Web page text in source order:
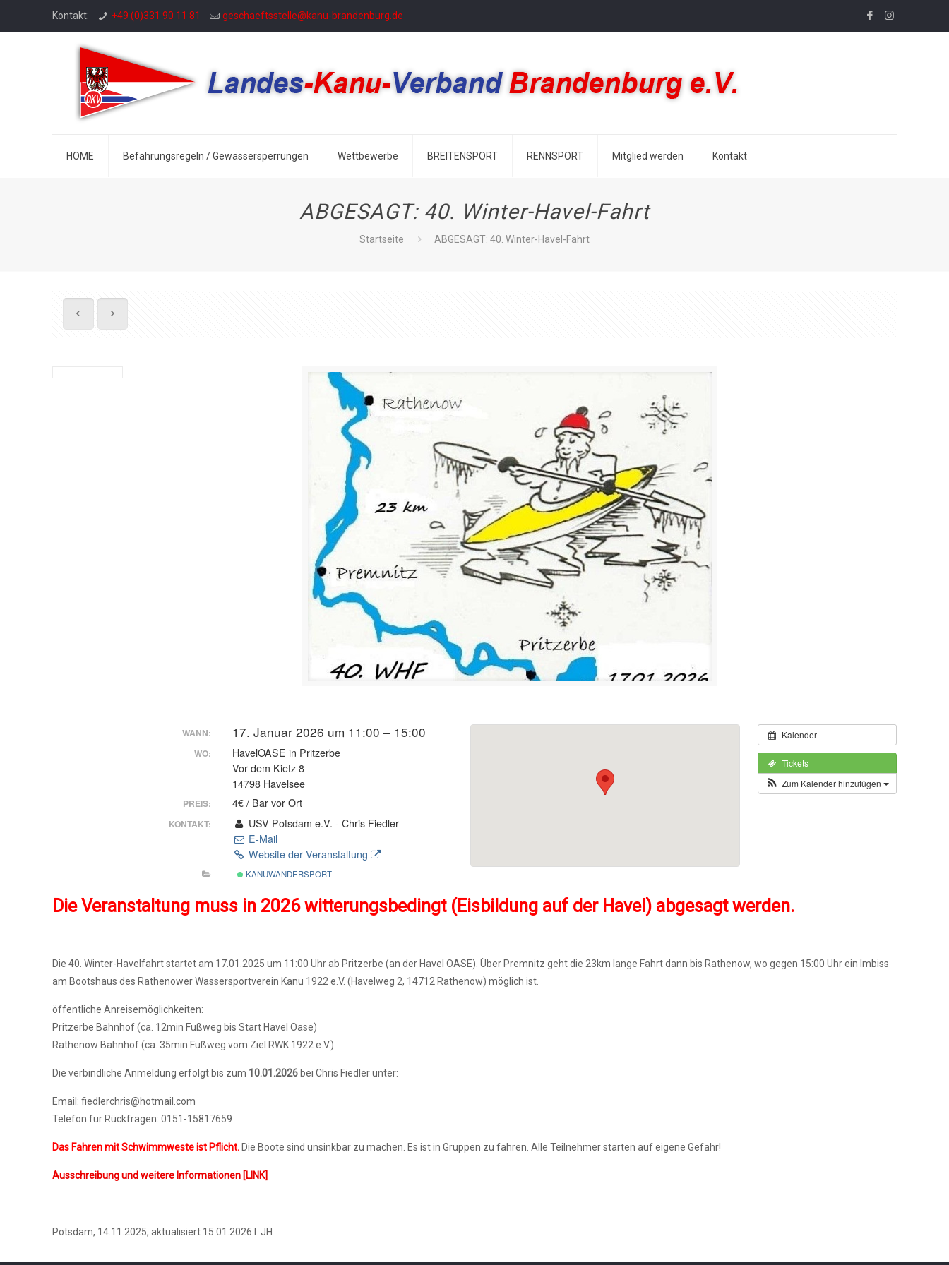
Kontakt: +49 (0)331 90 11 81 geschaeftsstelle@kanu-brandenburg.de
HOME Befahrungsregeln / Gewässersperrungen Wettbewerbe BREITENSPORT RENNSPORT Mitglied werden Kontakt
ABGESAGT: 40. Winter-Havel-Fahrt
Startseite ABGESAGT: 40. Winter-Havel-Fahrt
Kalender
Tickets
Zum Kalender hinzufügen
WANN: 17. Januar 2026 um 11:00 – 15:00
WO:
HavelOASE in Pritzerbe
Vor dem Kietz 8
14798 Havelsee
PREIS: 4€ / Bar vor Ort
KONTAKT:
USV Potsdam e.V. - Chris Fiedler
E-Mail
Website der Veranstaltung
KANUWANDERSPORT
Die Veranstaltung muss in 2026 witterungsbedingt (Eisbildung auf der Havel) abgesagt werden.
Die 40. Winter-Havelfahrt startet am 17.01.2025 um 11:00 Uhr ab Pritzerbe (an der Havel OASE). Über Premnitz geht die 23km lange Fahrt dann bis Rathenow, wo gegen 15:00 Uhr ein Imbiss
am Bootshaus desRathenower Wassersportverein Kanu 1922 e.V. (Havelweg 2, 14712 Rathenow)möglich ist.
öffentliche Anreisemöglichkeiten:
Pritzerbe Bahnhof (ca. 12min Fußweg bis Start Havel Oase)
Rathenow Bahnhof (ca. 35min Fußweg vom Ziel RWK 1922 e.V.)
Die verbindliche Anmeldung erfolgt bis zum 10.01.2026bei Chris Fiedler unter:
Email: fiedlerchris@hotmail.com
Telefon für Rückfragen: 0151-15817659
Das Fahren mit Schwimmweste ist Pflicht.Die Boote sind unsinkbar zu machen. Es ist in Gruppen zu fahren. Alle Teilnehmer starten auf eigene Gefahr!
Ausschreibung und weitere Informationen [LINK]
Potsdam, 14.11.2025, aktualisiert 15.01.2026 I JH